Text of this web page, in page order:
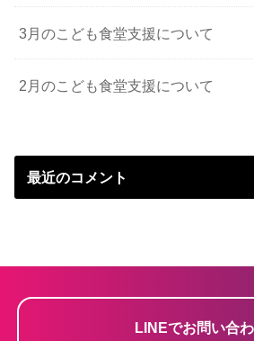
3月のこども食堂支援について
2月のこども食堂支援について
最近のコメント
LINEでお問い合